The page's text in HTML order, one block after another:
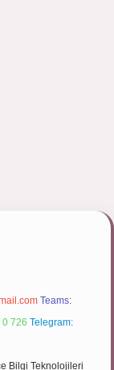
Teams:
0 726 Telegram:
Bilgi Teknolojileri